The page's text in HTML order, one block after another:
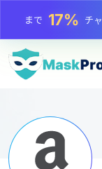
まで25%
まで 81%